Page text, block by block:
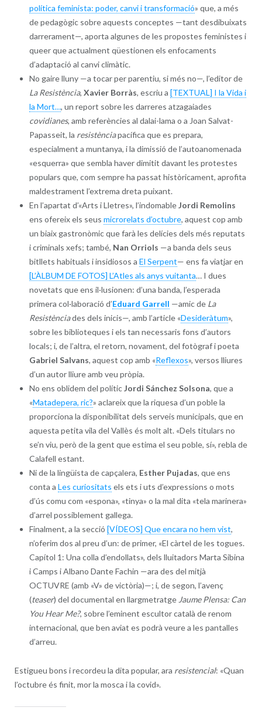
política feminista: poder, canvi i transformació» que, a més
de pedagògic sobre aquests conceptes —tant desdibuixats
darrerament—, aporta algunes de les propostes feministes i
queer que actualment qüestionen els enfocaments
d’adaptació al canvi climàtic.
No gaire lluny —a tocar per parentiu, si més no—, l’editor de
La Resistència, Xavier Borràs, escriu a [TEXTUAL] I la Vida i
la Mort…, un report sobre les darreres atzagaiades
covidianes, amb referències al dalai-lama o a Joan Salvat-
Papasseit, la resistènciapacífica que es prepara,
especialment a muntanya, i la dimissió de l’autoanomenada
«esquerra» que sembla haver dimitit davant les protestes
populars que, com sempre ha passat històricament, aprofita
maldestrament l’extrema dreta puixant.
En l’apartat d’«Arts i Lletres», l’indomableJordi Remolins
ens ofereix els seus microrelats d’octubre, aquest cop amb
un biaix gastronòmic que farà les delícies dels més reputats
i criminals xefs; també, Nan Orriols —a banda dels seus
bitllets habituals i insidiosos a El Serpent— ens fa viatjar en
[L’ÀLBUM DE FOTOS] L’Atles als anys vuitanta… I dues
novetats que ens il·lusionen: d’una banda, l’esperada
primera col·laboració d’Eduard Garrell —amic de La
Resistènciades dels inicis—, amb l’article «Desideràtum»,
sobre les biblioteques i els tan necessaris fons d’autors
locals; i, de l’altra, el retorn, novament, del fotògraf i poeta
Gabriel Salvans, aquest cop amb «Reflexos», versos lliures
d’un autor lliure amb veu pròpia.
No ens oblidem del políticJordi Sánchez Solsona, que a
«Matadepera, ric?» aclareix que la riquesa d’un poble la
proporciona la disponibilitat dels serveis municipals, que en
aquesta petita vila del Vallès és molt alt. «Dels titulars no
se’n viu, però de la gent que estima el seu poble, sí», rebla de
Calafell estant.
Ni de la lingüista de capçalera, Esther Pujadas, que ens
conta a Les curiositats els ets i uts d’expressions o mots
d’ús comu com «espona», «tinya» o la mal dita «tela marinera»
d’arrel possiblement gallega.
Finalment, a la secció [VÍDEOS] Que encara no hem vist,
n’oferim dos al preu d’un: de primer, «El càrtel de les togues.
Capítol 1: Una colla d’endollats», dels lluitadors Marta Sibina
i Camps i Albano Dante Fachin —ara des del mitjà
OCTUVRE (amb «V» de victòria)—; i, de segon, l’avenç
(teaser) del documental en llargmetratgeJaume Plensa: Can
You Hear Me?, sobre l’eminent escultor català de renom
internacional, que ben aviat es podrà veure a les pantalles
d’arreu.
Estigueu bons i recordeu la dita popular, ara resistencial: «Quan
l’octubre és finit, mor la mosca i la covid».